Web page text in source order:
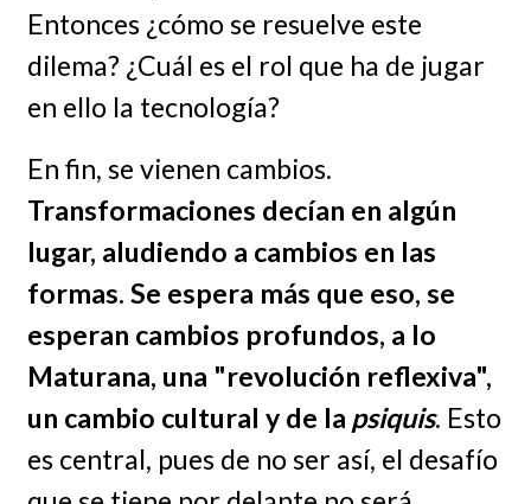
Entonces ¿cómo se resuelve este
dilema? ¿Cuál es el rol que ha de jugar
en ello la tecnología?
En fin, se vienen cambios.
Transformaciones decían en algún
lugar, aludiendo a cambios en las
formas. Se espera más que eso, se
esperan cambios profundos, a lo
Maturana, una "revolución reflexiva",
un cambio cultural y de la psiquis. Esto
es central, pues de no ser así, el desafío